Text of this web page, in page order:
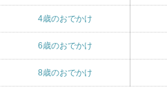
4歳のおでかけ
6歳のおでかけ
8歳のおでかけ